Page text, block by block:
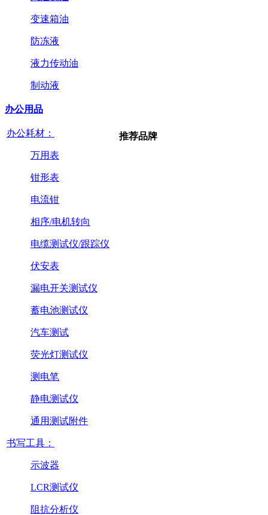
变速箱油
防冻液
液力传动油
制动液
办公用品
办公耗材：
万用表
钳形表
电流钳
相序/电机转向
电缆测试仪/跟踪仪
伏安表
漏电开关测试仪
蓄电池测试仪
汽车测试
荧光灯测试仪
测电笔
静电测试仪
通用测试附件
书写工具：
示波器
LCR测试仪
阻抗分析仪
推荐品牌